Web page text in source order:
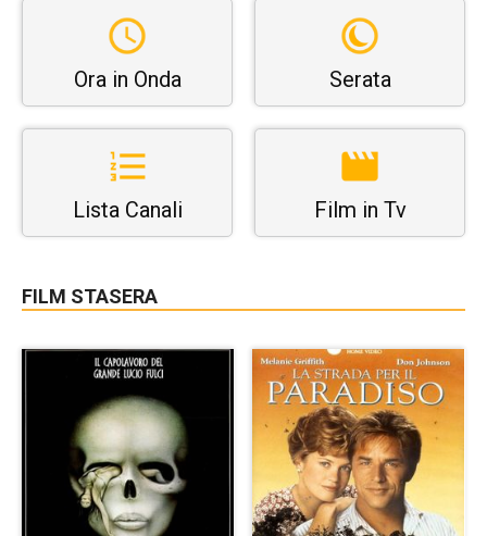
Ora in Onda Serata
Lista Canali Film in Tv
FILM STASERA